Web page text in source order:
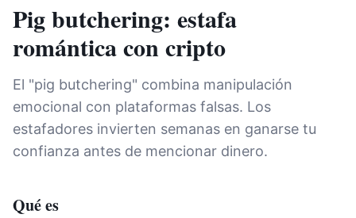
Pig butchering: estafa
romántica con cripto
El "pig butchering" combina manipulación
emocional con plataformas falsas. Los
estafadores invierten semanas en ganarse tu
confianza antes de mencionar dinero.
Qué es